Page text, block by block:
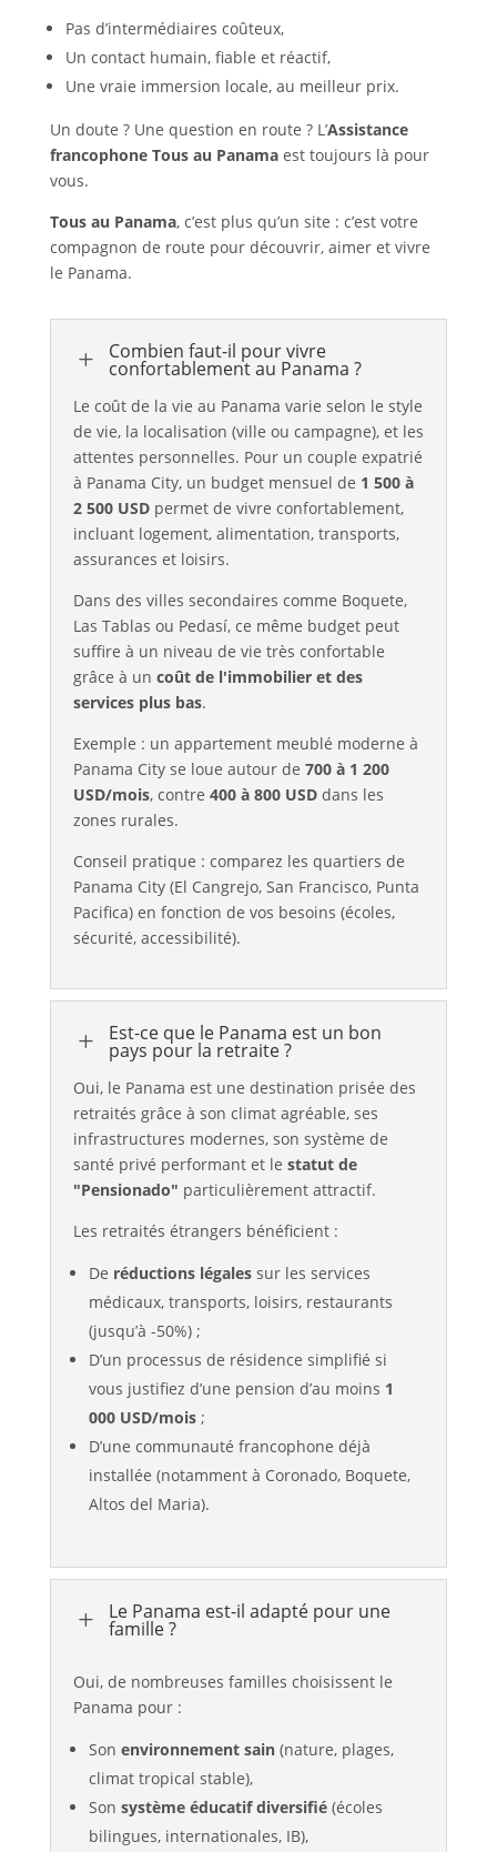
Pas d’intermédiaires coûteux,
Un contact humain, fiable et réactif,
Une vraie immersion locale, au meilleur prix.
Un doute ? Une question en route ? L’Assistance
francophone Tous au Panamaest toujours là pour
vous.
Tous au Panama, c’est plus qu’un site : c’est votre
compagnon de route pour découvrir, aimer et vivre
le Panama.
L Combien faut-il pour vivre
confortablement au Panama ?
Le coût de la vie au Panama varie selon le style
de vie, la localisation (ville ou campagne), et les
attentes personnelles. Pour un couple expatrié
à Panama City, un budget mensuel de 1 500 à
2 500 USDpermet de vivre confortablement,
incluant logement, alimentation, transports,
assurances et loisirs.
Dans des villes secondaires comme Boquete,
Las Tablas ou Pedasí, ce même budget peut
suffire à un niveau de vie très confortable
grâce à un coût de l'immobilier et des
services plus bas.
Exemple : un appartement meublé moderne à
Panama City se loue autour de 700 à 1 200
USD/mois, contre 400 à 800 USDdans les
zones rurales.
Conseil pratique : comparez les quartiers de
Panama City (El Cangrejo, San Francisco, Punta
Pacifica) en fonction de vos besoins (écoles,
sécurité, accessibilité).
L Est-ce que le Panama est un bon
pays pour la retraite ?
Oui, le Panama est une destination prisée des
retraités grâce à son climat agréable, ses
infrastructures modernes, son système de
santé privé performant et le statut de
"Pensionado" particulièrement attractif.
Les retraités étrangers bénéficient :
De réductions légalessur les services
médicaux, transports, loisirs, restaurants
(jusqu’à -50%) ;
D’un processus de résidence simplifié si
vous justifiez d’une pension d’au moins 1
000 USD/mois;
D’une communauté francophone déjà
installée (notamment à Coronado, Boquete,
Altos del Maria).
L Le Panama est-il adapté pour une
famille ?
Oui, de nombreuses familles choisissent le
Panama pour :
Son environnement sain(nature, plages,
climat tropical stable),
Son système éducatif diversifié(écoles
bilingues, internationales, IB),